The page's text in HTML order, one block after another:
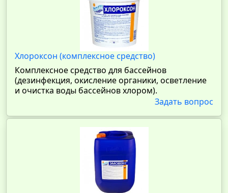
Хлороксон (комплексное средство)
Комплексное средство для бассейнов
(дезинфекция, окисление органики, осветление
и очистка воды бассейнов хлором).
Задать вопрос